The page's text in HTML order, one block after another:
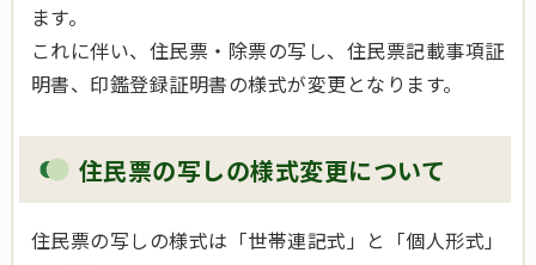
ます。
これに伴い、住民票・除票の写し、住民票記載事項証
明書、印鑑登録証明書の様式が変更となります。
住民票の写しの様式変更について
住民票の写しの様式は「世帯連記式」と「個人形式」